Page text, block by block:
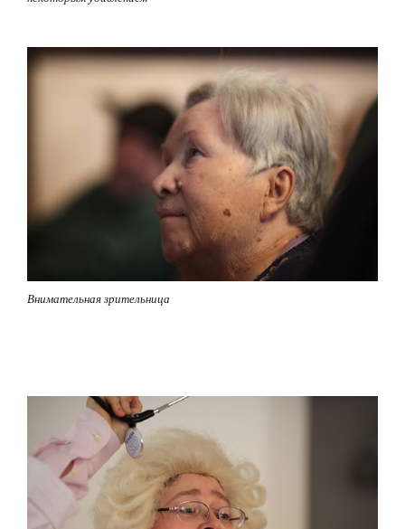
Внимательная зрительница